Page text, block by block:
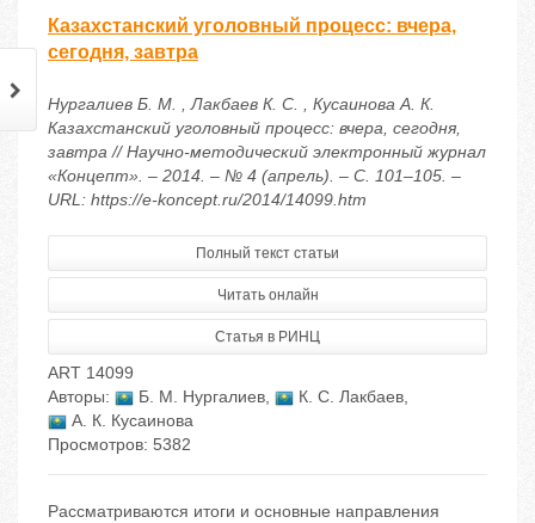
Казахстанский уголовный процесс: вчера,
сегодня, завтра
Нургалиев Б. М. , Лакбаев К. С. , Кусаинова А. К.
Казахстанский уголовный процесс: вчера, сегодня,
завтра // Научно-методический электронный журнал
«Концепт». – 2014. – № 4 (апрель). – С. 101–105. –
URL: https://e-koncept.ru/2014/14099.htm
Полный текст статьи
Читать онлайн
Статья в РИНЦ
ART 14099
Авторы:
Б. М. Нургалиев, К. С. Лакбаев,
А. К. Кусаинова
Просмотров: 5382
Рассматриваются итоги и основные направления